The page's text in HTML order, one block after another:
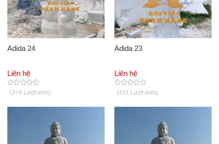
Adida 24
Liên hệ
(379 Lượt xem)
Adida 23
Liên hệ
(431 Lượt xem)